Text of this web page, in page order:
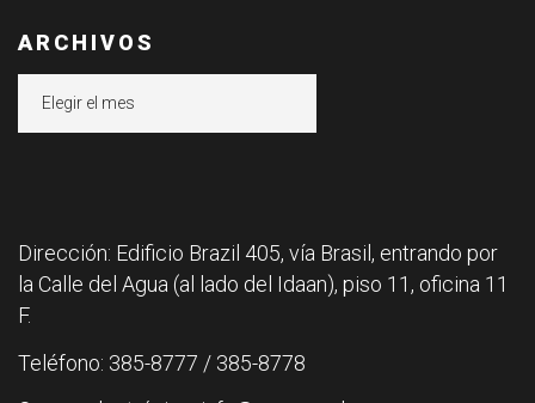
ARCHIVOS
Dirección: Edificio Brazil 405, vía Brasil, entrando por
la Calle del Agua (al lado del Idaan), piso 11, oficina 11
F.
Teléfono: 385-8777 / 385-8778